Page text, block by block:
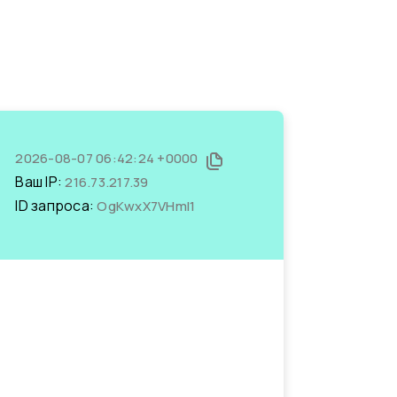
2026-08-07 06:42:24 +0000
Ваш IP:216.73.217.39
ID запроса:OgKwxX7VHmI1